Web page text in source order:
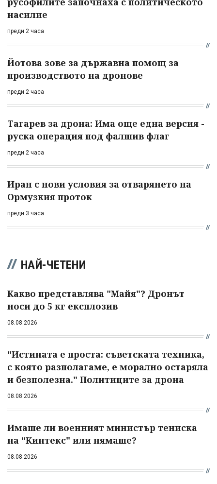
насилие
преди 2 часа
Йотова зове за държавна помощ за
производството на дронове
преди 2 часа
Тагарев за дрона: Има още една версия -
руска операция под фалшив флаг
преди 2 часа
Иран с нови условия за отварянето на
Ормузкия проток
преди 3 часа
НАЙ-ЧЕТЕНИ
Какво представлява "Майя"? Дронът
носи до 5 кг експлозив
08.08.2026
"Истината е проста: съветската техника,
с която разполагаме, е морално остаряла
и безполезна." Политиците за дрона
08.08.2026
Имаше ли военният министър тениска
на "Кинтекс" или нямаше?
08.08.2026